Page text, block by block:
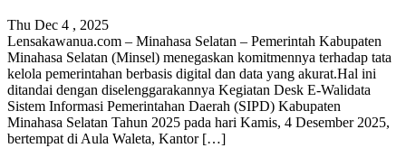
Thu Dec 4 , 2025
Lensakawanua.com – Minahasa Selatan – Pemerintah Kabupaten
Minahasa Selatan (Minsel) menegaskan komitmennya terhadap tata
kelola pemerintahan berbasis digital dan data yang akurat.‎‎Hal ini
ditandai dengan diselenggarakannya Kegiatan Desk E-Walidata
Sistem Informasi Pemerintahan Daerah (SIPD) Kabupaten
Minahasa Selatan Tahun 2025 pada hari Kamis, 4 Desember 2025,
bertempat di Aula Waleta, Kantor […]